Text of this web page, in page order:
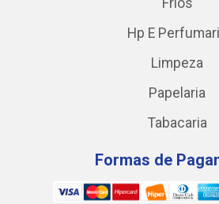
Hp E
Limpeza
Papelaria
Tabacaria
Formas de